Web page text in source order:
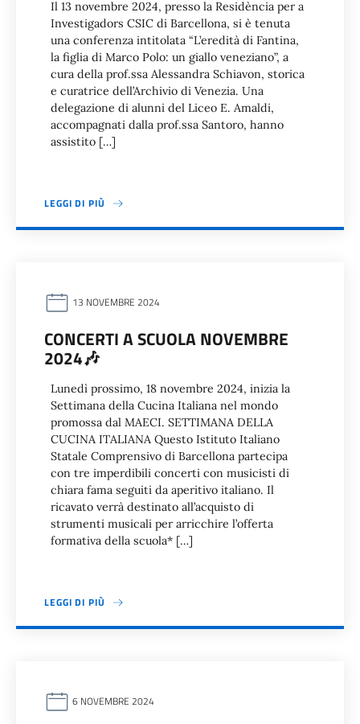
Il 13 novembre 2024, presso la Residència per a
Investigadors CSIC di Barcellona, si è tenuta
una conferenza intitolata “L’eredità di Fantina,
la figlia di Marco Polo: un giallo veneziano”, a
cura della prof.ssa Alessandra Schiavon, storica
e curatrice dell’Archivio di Venezia. Una
delegazione di alunni del Liceo E. Amaldi,
accompagnati dalla prof.ssa Santoro, hanno
assistito […]
LEGGI DI PIÙ
13 NOVEMBRE 2024
CONCERTI A SCUOLA NOVEMBRE
2024🎶
Lunedì prossimo, 18 novembre 2024, inizia la
Settimana della Cucina Italiana nel mondo
promossa dal MAECI. SETTIMANA DELLA
CUCINA ITALIANA Questo Istituto Italiano
Statale Comprensivo di Barcellona partecipa
con tre imperdibili concerti con musicisti di
chiara fama seguiti da aperitivo italiano. Il
ricavato verrà destinato all’acquisto di
strumenti musicali per arricchire l’offerta
formativa della scuola* […]
LEGGI DI PIÙ
6 NOVEMBRE 2024